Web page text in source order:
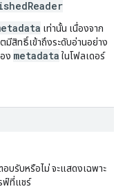
เท่านั้น เนื่องจาก
มีสิทธิ์เข้าถึงระดับอ่านอย่าง
ง metadata ในโฟลเดอร์
บรับหรือไม่ จะแสดงเฉพาะ
ฟ์ที่แชร์